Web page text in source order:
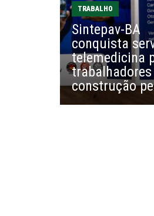
TRABALHO
Sintepav-BA
conquista
telemedicina
trabalhadores
construção
Sem salário digno e proteção
social, não existe...
EUSÉBIO PINTO NETO
A fortaleza do sindicato